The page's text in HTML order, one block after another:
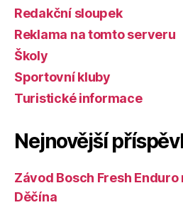
Redakční sloupek
Reklama na tomto serveru
Školy
Sportovní kluby
Turistické informace
Nejnovější
Závod Bosch Fresh
Děčína